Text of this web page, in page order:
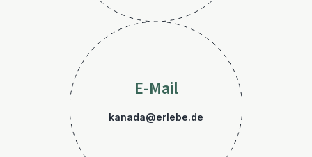
E-Mail
kanada@erlebe.de